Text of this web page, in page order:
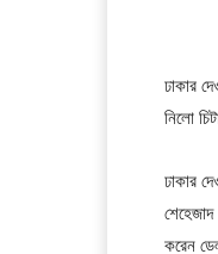
ঢাকার
নিলো
ঢাকার
করেন